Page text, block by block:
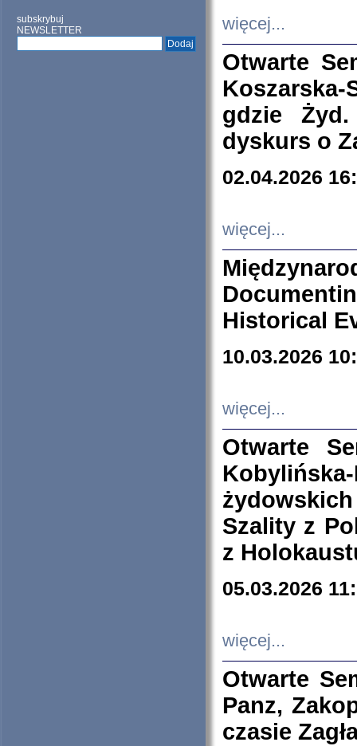
subskrybuj
NEWSLETTER
więcej...
Otwarte
Koszarska-
gdzie
dyskurs o
02.04.2026
więcej...
Historical
10.03.2026
więcej...
Otwarte
Szality z
z
05.03.2026
więcej...
Otwarte
Panz,
czasie